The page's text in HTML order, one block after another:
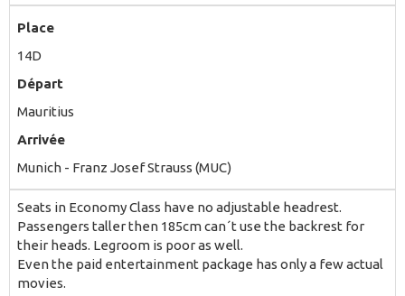
Place
14D
Départ
Mauritius
Arrivée
Munich - Franz Josef Strauss (MUC)
Seats in Economy Class have no adjustable headrest.
Passengers taller then 185cm can´t use the backrest for
their heads. Legroom is poor as well.
Even the paid entertainment package has only a few actual
movies.